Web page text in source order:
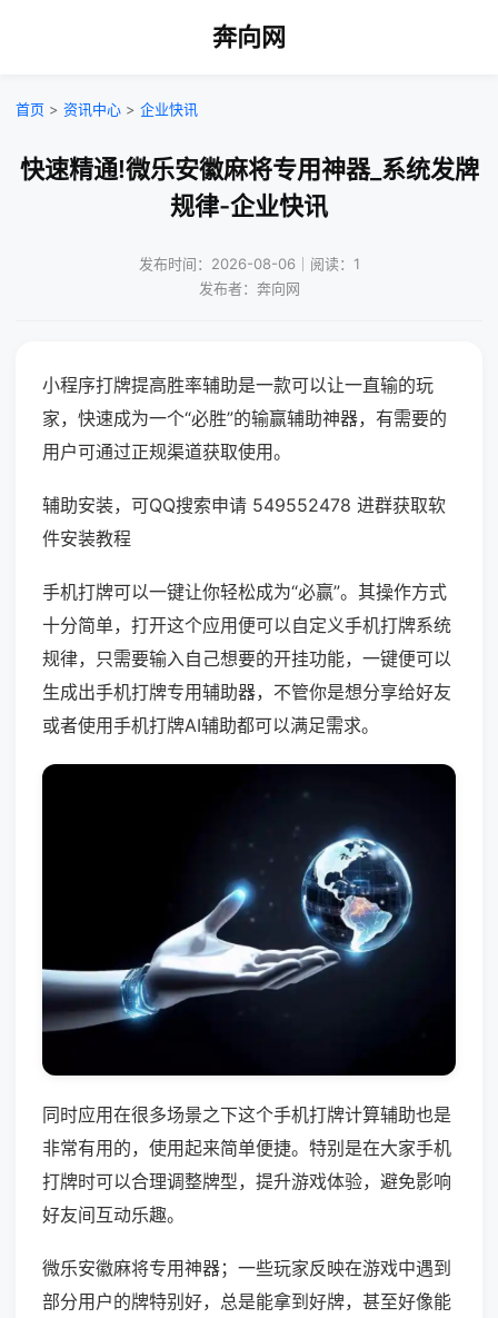
奔向网
首页 > 资讯中心 > 企业快讯
快速精通!微乐安徽麻将专用神器_系统发牌
规律-企业快讯
发布时间：2026-08-06｜阅读：1
发布者：奔向网
小程序打牌提高胜率辅助是一款可以让一直输的玩
家，快速成为一个“必胜”的输赢辅助神器，有需要的
用户可通过正规渠道获取使用。
辅助安装，可QQ搜索申请 549552478 进群获取软
件安装教程
手机打牌可以一键让你轻松成为“必赢”。其操作方式
十分简单，打开这个应用便可以自定义手机打牌系统
规律，只需要输入自己想要的开挂功能，一键便可以
生成出手机打牌专用辅助器，不管你是想分享给好友
或者使用手机打牌AI辅助都可以满足需求。
同时应用在很多场景之下这个手机打牌计算辅助也是
非常有用的，使用起来简单便捷。特别是在大家手机
打牌时可以合理调整牌型，提升游戏体验，避免影响
好友间互动乐趣。
微乐安徽麻将专用神器；一些玩家反映在游戏中遇到
部分用户的牌特别好，总是能拿到好牌，甚至好像能